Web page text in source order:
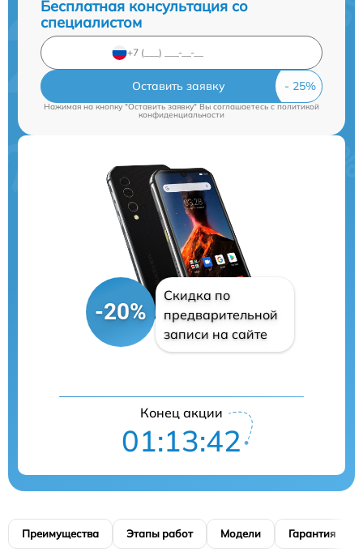
Бесплатная консультация со
специалистом
Оставить заявку
Нажимая на кнопку "Оставить заявку" Вы соглашаетесь cполитикой
конфиденциальности
-20%
Скидка по
предварительной
записи на сайте
Конец акции
01:13:41
Преимущества Этапы работ Модели Гарантия